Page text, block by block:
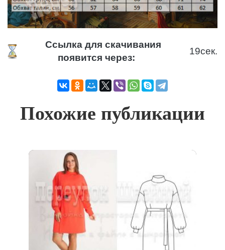
Ссылка для скачивания
появится через:
18сек.
Похожие публикации